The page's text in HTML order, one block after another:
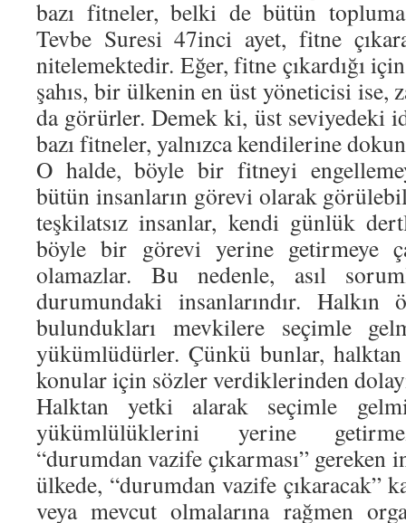
bazı fitneler, belki de bütün
Tevbe Suresi 47inci ayet, fitne
nitelemektedir. Eğer, fitne çıkardığı
şahıs, bir ülkenin en üst yöneticisi ise,
da görürler. Demek ki, üst seviyedeki
bazı fitneler, yalnızca kendilerine
O halde, böyle bir fitneyi
bütün insanların görevi olarak
teşkilatsız insanlar, kendi günlük
böyle bir görevi yerine getirmeye
olamazlar. Bu nedenle, asıl
durumundaki insanlarındır. Halkın
bulundukları mevkilere seçimle
yükümlüdürler. Çünkü bunlar,
konular için sözler verdiklerinden
Halktan yetki alarak seçimle
yükümlülüklerini yerine
“durumdan vazife çıkarması” gereken
ülkede, “durumdan vazife çıkaracak”
veya mevcut olmalarına rağmen